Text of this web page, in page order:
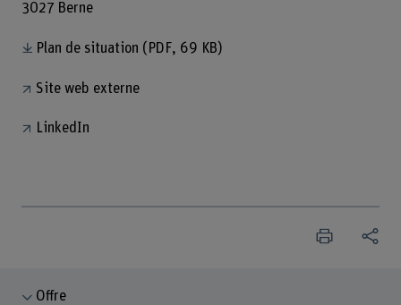
3027 Berne
Plan de situation (PDF, 69 KB)
Site web externe
LinkedIn
Offre